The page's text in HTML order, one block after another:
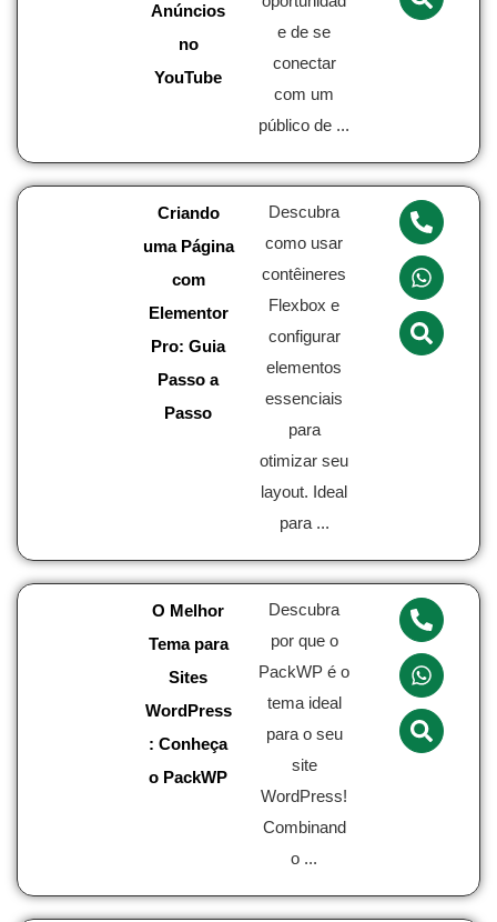
Anúncios
no
YouTube
e de se
conectar
com um
público de ...
Criando
uma Página
com
Elementor
Pro: Guia
Passo a
Passo
Descubra
como usar
contêineres
Flexbox e
configurar
elementos
essenciais
para
otimizar seu
layout. Ideal
para ...
O Melhor
Tema para
Sites
WordPress
: Conheça
o PackWP
Descubra
por que o
PackWP é o
tema ideal
para o seu
site
WordPress!
Combinand
o ...